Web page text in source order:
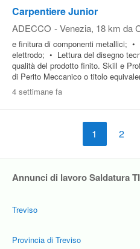
Carpentiere Junior
ADECCO - Venezia, 18 km da
e finitura di componenti metallici; •
elettrodo; • Lettura del disegno
qualità del prodotto finito. Skill e
di Perito Meccanico o titolo
4 settimane fa
1 2
Annunci di lavoro Saldatura
Treviso
Provincia di Treviso